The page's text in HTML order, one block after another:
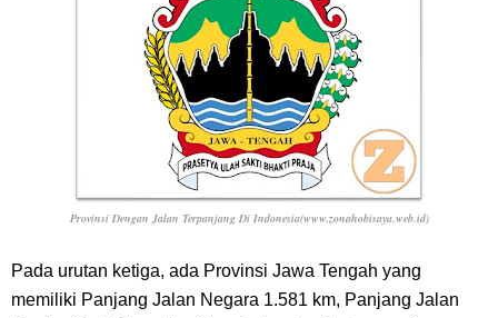
Provinsi Dengan Jalan Terpanjang Di Indonesia(www.zonahobisaya.web.id)
Pada urutan ketiga, ada Provinsi Jawa Tengah yang
memiliki Panjang Jalan Negara 1.581 km, Panjang Jalan